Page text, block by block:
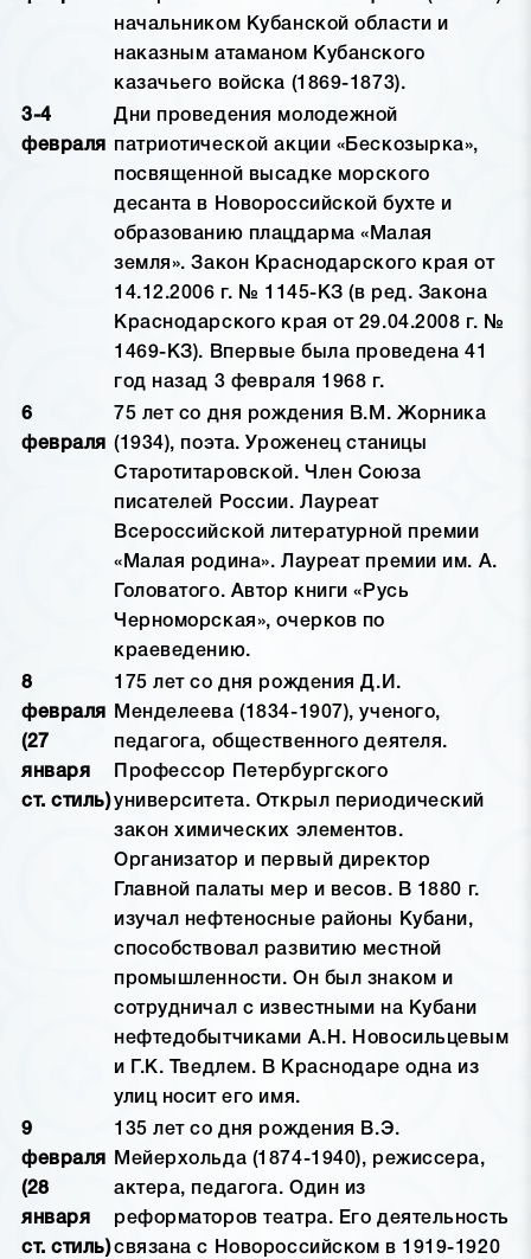
начальником Кубанской области и
наказным атаманом Кубанского
казачьего войска (1869-1873).
3-4
февраля
Дни проведения молодежной
патриотической акции «Бескозырка»,
посвященной высадке морского
десанта в Новороссийской бухте и
образованию плацдарма «Малая
земля». Закон Краснодарского края от
14.12.2006 г. № 1145-КЗ (в ред. Закона
Краснодарского края от 29.04.2008 г. №
1469-КЗ). Впервые была проведена 41
год назад 3 февраля 1968 г.
6
февраля
75 лет со дня рождения В.М. Жорника
(1934), поэта. Уроженец станицы
Старотитаровской. Член Союза
писателей России. Лауреат
Всероссийской литературной премии
«Малая родина». Лауреат премии им. А.
Головатого. Автор книги «Русь
Черноморская», очерков по
краеведению.
8
февраля
(27
января
ст. стиль)
175 лет со дня рождения Д.И.
Менделеева (1834-1907), ученого,
педагога, общественного деятеля.
Профессор Петербургского
университета. Открыл периодический
закон химических элементов.
Организатор и первый директор
Главной палаты мер и весов. В 1880 г.
изучал нефтеносные районы Кубани,
способствовал развитию местной
промышленности. Он был знаком и
сотрудничал с известными на Кубани
нефтедобытчиками А.Н. Новосильцевым
и Г.К. Тведлем. В Краснодаре одна из
улиц носит его имя.
9
февраля
(28
января
ст. стиль)
135 лет со дня рождения В.Э.
Мейерхольда (1874-1940), режиссера,
актера, педагога. Один из
реформаторов театра. Его деятельность
связана с Новороссийском в 1919-1920